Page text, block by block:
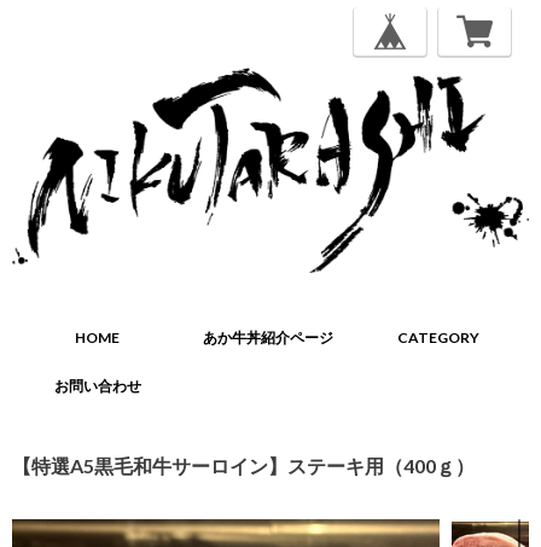
HOME あか牛丼紹介ページ CATEGORY
お問い合わせ
【特選A5黒毛和牛サーロイン】ステーキ用（400ｇ）